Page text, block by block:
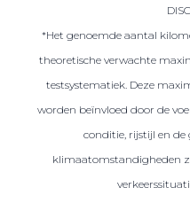
*Het genoemde aantal
theoretische verwachte
testsystematiek. Deze
worden beïnvloed door de
conditie, rijstijl en
klimaatomstandigheden